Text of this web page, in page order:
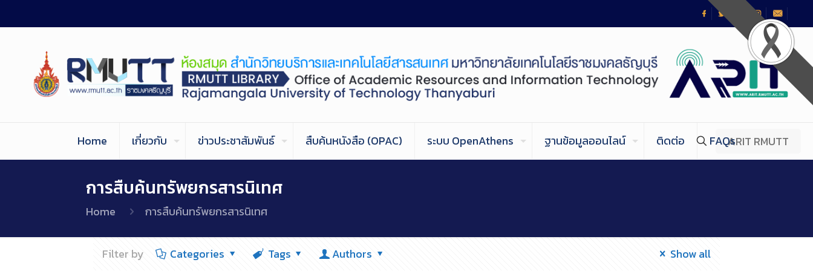
Home เกี่ยวกับ ข่าวประชาสัมพันธ์ สืบค้นหนังสือ (OPAC) ระบบ OpenAthens ฐานข้อมูลออนไลน์ ติดต่อ FAQsARIT RMUTT
การสืบค้นทรัพยกรสารนิเทศ
Home การสืบค้นทรัพยกรสารนิเทศ
Filter by Categories Tags Authors Show all